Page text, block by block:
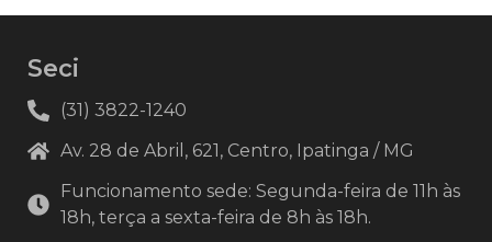
Seci
(31) 3822-1240
Av. 28 de Abril, 621, Centro, Ipatinga / MG
Funcionamento sede: Segunda-feira de 11h às
18h, terça a sexta-feira de 8h às 18h.